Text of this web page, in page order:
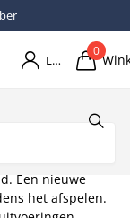
Login
0
Een nieuwe
het afspelen.